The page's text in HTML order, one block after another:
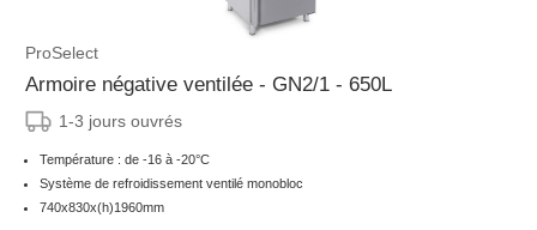
ProSelect
Armoire négative ventilée - GN2/1 - 650L
1-3 jours ouvrés
Température : de -16 à -20°C
Système de refroidissement ventilé monobloc
740x830x(h)1960mm